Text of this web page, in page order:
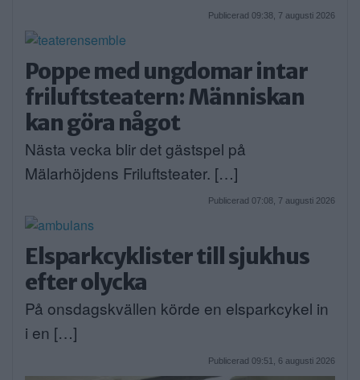
Publicerad 09:38, 7 augusti 2026
Poppe med ungdomar intar
friluftsteatern: Människan
kan göra något
Nästa vecka blir det gästspel på
Mälarhöjdens Friluftsteater. […]
Publicerad 07:08, 7 augusti 2026
Elsparkcyklister till sjukhus
efter olycka
På onsdagskvällen körde en elsparkcykel in
i en […]
Publicerad 09:51, 6 augusti 2026